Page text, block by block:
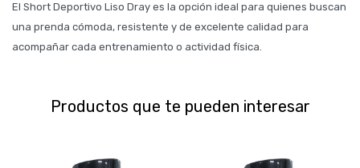
El Short Deportivo Liso Dray es la opción ideal para quienes buscan
una prenda cómoda, resistente y de excelente calidad para
acompañar cada entrenamiento o actividad física.
Productos que te pueden interesar